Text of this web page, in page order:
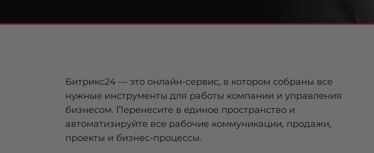
Битрикс24 — это онлайн-сервис, в котором собраны все
нужные инструменты для работы компании и управления
бизнесом. Перенесите в единое пространство и
автоматизируйте все рабочие коммуникации, продажи,
проекты и бизнес-процессы.